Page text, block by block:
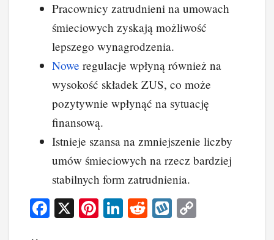
Pracownicy zatrudnieni na umowach
śmieciowych zyskają możliwość
lepszego wynagrodzenia.
Nowe regulacje wpłyną również na
wysokość składek ZUS, co może
pozytywnie wpłynąć na sytuację
finansową.
Istnieje szansa na zmniejszenie liczby
umów śmieciowych na rzecz bardziej
stabilnych form zatrudnienia.
F
X
Pi
Li
R
W